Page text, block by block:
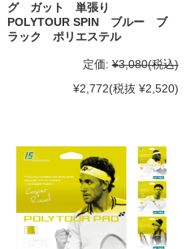
グ ガット 単張り
POLYTOUR SPIN ブルー ブ
ラック ポリエステル
定価: ¥3,080(税込)
¥2,772(税抜 ¥2,520)